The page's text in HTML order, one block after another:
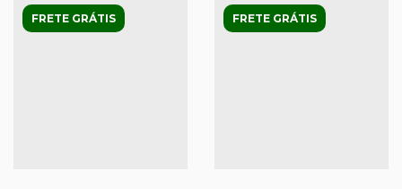
FRETE GRÁTIS FRETE GRÁTIS